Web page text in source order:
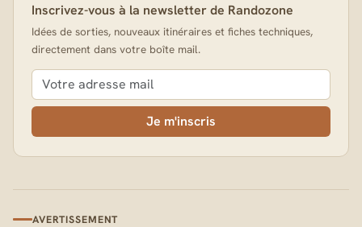
Inscrivez-vous à la newsletter de Randozone
Idées de sorties, nouveaux itinéraires et fiches techniques,
directement dans votre boîte mail.
Je m'inscris
AVERTISSEMENT